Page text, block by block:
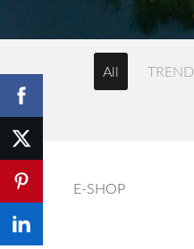
All TREND
E-SHOP